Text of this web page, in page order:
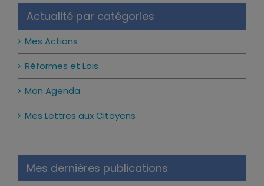
Actualité par catégories
Mes Actions
Réformes et Lois
Mon Agenda
Mes Lettres aux Citoyens
Mes dernières publications